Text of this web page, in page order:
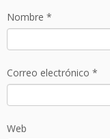
Nombre *
Correo electrónico *
Web